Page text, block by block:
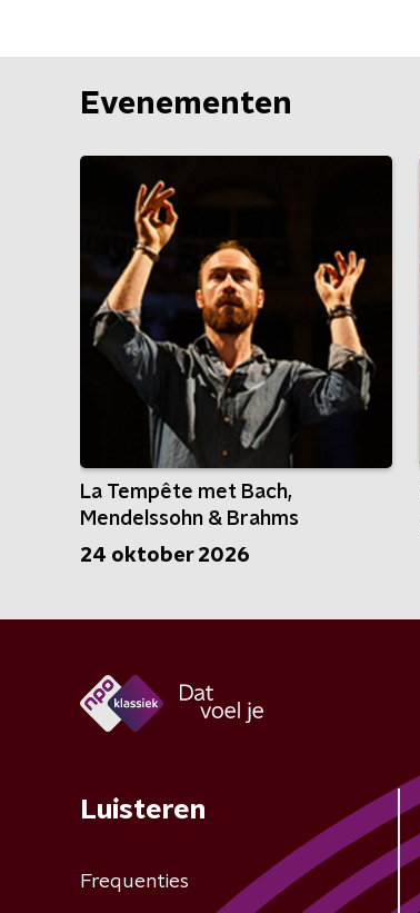
Evenementen
La Tempête met Bach,
Mendelssohn & Brahms
24 oktober 2026
Luisteren
Frequenties